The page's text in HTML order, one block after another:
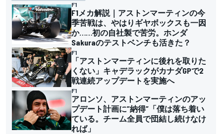
F1
F1メカ解説｜アストンマーティンの今
季苦戦は、やはりギヤボックスも一因
か……初の自社製で苦労。ホンダ
Sakuraのテストベンチも活きた？
F1
「アストンマーティンに後れを取りた
くない」キャデラックがカナダGPで2
戦連続アップデートを実施へ
F1
アロンソ、アストンマーティンのアッ
プデート計画に”納得”「僕は落ち着い
ている。チーム全員で団結し続けなけ
れば」